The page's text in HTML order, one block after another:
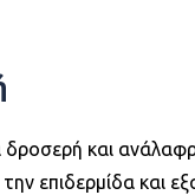
και
την επιδερμίδα και